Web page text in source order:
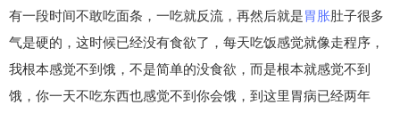
有一段时间不敢吃面条，一吃就反流，再然后就是胃胀肚子很多
气是硬的，这时候已经没有食欲了，每天吃饭感觉就像走程序，
我根本感觉不到饿，不是简单的没食欲，而是根本就感觉不到
饿，你一天不吃东西也感觉不到你会饿，到这里胃病已经两年